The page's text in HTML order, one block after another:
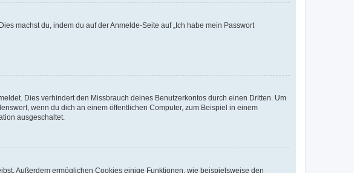
machst du, indem du auf der Anmelde-Seite auf „Ich habe mein Passwort
Dies verhindert den Missbrauch deines Benutzerkontos durch einen Dritten. Um
wenn du dich an einem öffentlichen Computer, zum Beispiel in einem
ausgeschaltet.
Außerdem ermöglichen Cookies einige Funktionen, wie beispielsweise den